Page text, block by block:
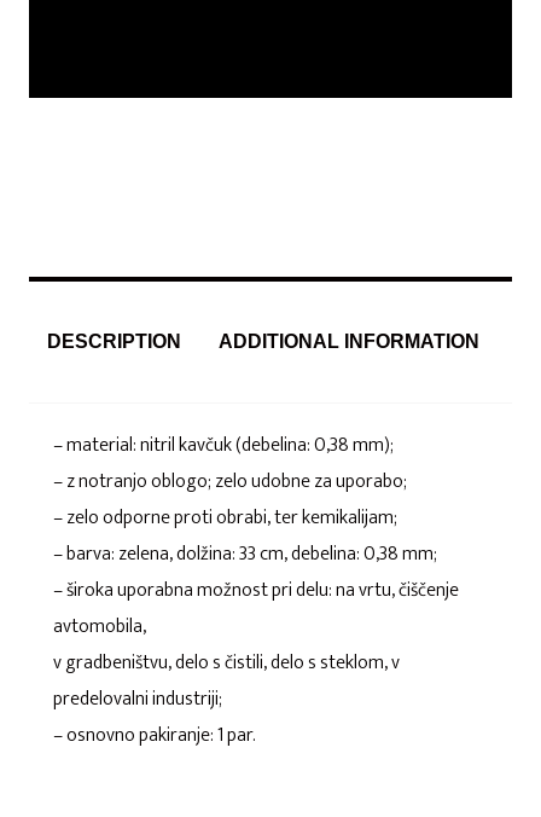
DESCRIPTION ADDITIONAL INFORMATION
– material: nitril kavčuk (debelina: 0,38 mm);
– z notranjo oblogo; zelo udobne za uporabo;
– zelo odporne proti obrabi, ter kemikalijam;
– barva: zelena, dolžina: 33 cm, debelina: 0,38 mm;
– široka uporabna možnost pri delu: na vrtu, čiščenje
avtomobila,
v gradbeništvu, delo s čistili, delo s steklom, v
predelovalni industriji;
– osnovno pakiranje: 1 par.